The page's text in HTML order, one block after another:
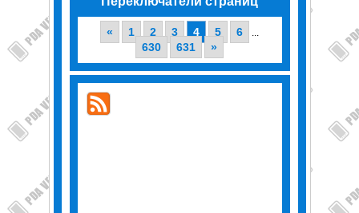
« 1 2 3 4 5 6 ...
630 631 »